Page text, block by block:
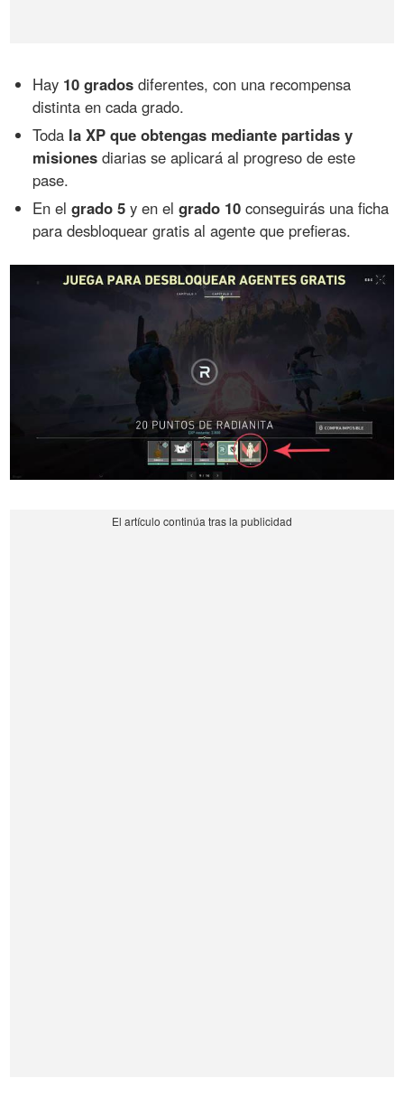
Hay 10 grados diferentes, con una recompensa
distinta en cada grado.
Toda la XP que obtengas mediante partidas y
misiones diarias se aplicará al progreso de este
pase.
En elgrado 5 y en elgrado 10 conseguirás una ficha
para desbloquear gratis al agente que prefieras.